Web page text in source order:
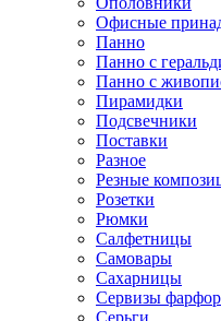
Офисные
Панно
Панно с
Панно с
Пирамидки
Подсвечники
Поставки
Разное
Резные
Розетки
Рюмки
Салфетницы
Самовары
Сахарницы
Сервизы
Серьги